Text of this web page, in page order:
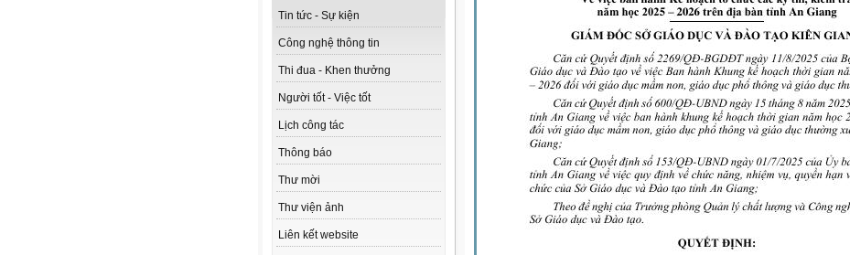
Tin tức - Sự kiện
Công nghệ thông tin
Thi đua - Khen thưởng
Người tốt - Việc tốt
Lịch công tác
Thông báo
Thư mời
Thư viện ảnh
Liên kết website